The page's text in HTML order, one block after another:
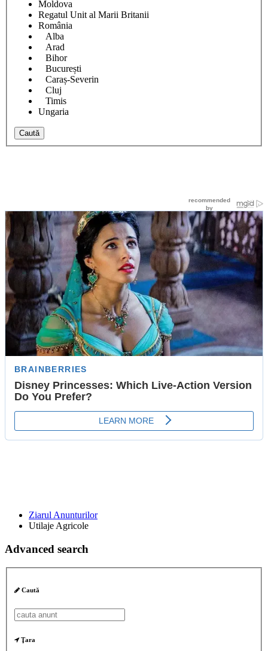
Moldova
Regatul Unit al Marii Britanii
România
Alba
Arad
Bihor
București
Caraș-Severin
Cluj
Timis
Ungaria
Caută
Ziarul Anunturilor
Utilaje Agricole
Advanced search
Caută
Ţara